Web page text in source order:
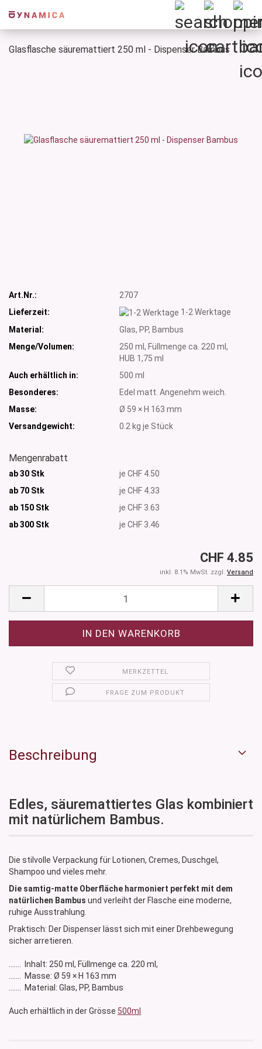
Glasflasche säuremattiert 250 ml - Dispenser Bambus
Art.Nr.:
2707
Lieferzeit:
1-2 Werktage
Material:
Glas, PP, Bambus
Menge/Volumen:
250 ml, Füllmenge ca. 220 ml,
HUB 1,75 ml
Auch erhältlich in:
500 ml
Besonderes:
Edel matt. Angenehm weich.
Masse:
Ø 59 × H 163 mm
Versandgewicht:
0.2 kg je Stück
Mengenrabatt
ab 30 Stk
je CHF 4.50
ab 70 Stk
je CHF 4.33
ab 150 Stk
je CHF 3.63
ab 300 Stk je CHF 3.46
CHF 4.85
inkl. 8.1% MwSt. zzgl. Versand
MERKZETTEL
FRAGE ZUM PRODUKT
Beschreibung
Edles, säuremattiertes Glas kombiniert
mit natürlichem Bambus.
Die stilvolle Verpackung für Lotionen, Cremes, Duschgel,
Shampoo und vieles mehr.
Die samtig-matte Oberfläche harmoniert perfekt mit dem
natürlichen Bambus und verleiht der Flasche eine moderne,
ruhige Ausstrahlung.
Praktisch: Der Dispenser lässt sich mit einer Drehbewegung
sicher arretieren.
....... Inhalt: 250 ml, Füllmenge ca. 220 ml,
....... Masse: Ø 59 × H 163 mm
....... Material: Glas, PP, Bambus
Auch erhältlich in der Grösse 500ml